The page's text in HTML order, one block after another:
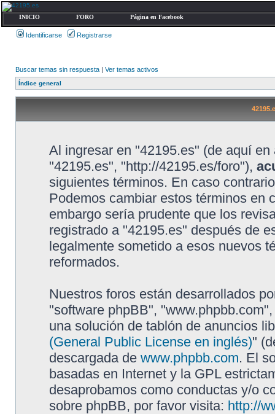
INICIO FORO Página en Facebook
Identificarse Registrarse
Buscar temas sin respuesta | Ver temas activos
Índice general
Al ingresar en "42195.es" (de aquí
"42195.es", "http://42195.es/foro"),
siguientes términos. En caso
Podemos cambiar estos términos en
embargo sería prudente que los
registrado a "42195.es" después de
legalmente sometido a esos nuevos
reformados.
Nuestros foros están desarrollados
"software phpBB",
una solución de tablón de anuncios
(General Public License en inglés)"
descargada de www.phpbb.com. El
basadas en Internet y la GPL
desaprobamos como conductas y/o
sobre phpBB, por favor visita: http://